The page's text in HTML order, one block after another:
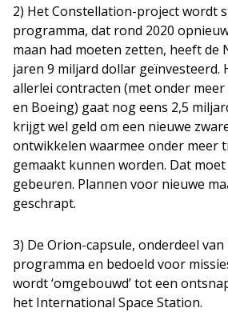
2) Het Constellation-project wordt
programma, dat rond 2020
maan had moeten zetten, heeft de
jaren 9 miljard dollar geïnvesteerd.
allerlei contracten (met onder
en Boeing) gaat nog eens 2,5
krijgt wel geld om een nieuwe
ontwikkelen waarmee onder meer
gemaakt kunnen worden. Dat
gebeuren. Plannen voor nieuwe
geschrapt.
3) De Orion-capsule, onderdeel
programma en bedoeld voor
wordt ‘omgebouwd’ tot een
het International Space Station.